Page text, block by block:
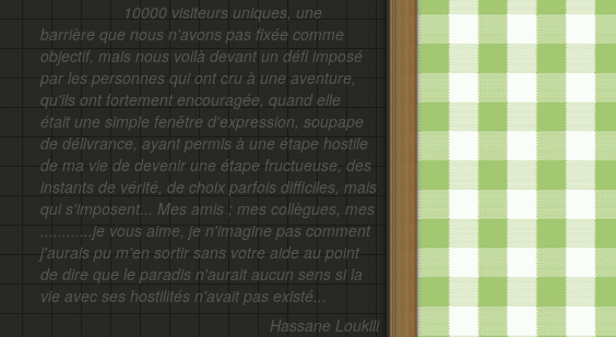
10000 visiteurs uniques, une
barrière que nous n'avons pas fixée comme
objectif, mais nous voilà devant un défi imposé
par les personnes qui ont cru à une aventure,
qu'ils ont fortement encouragée, quand elle
était une simple fenêtre d'expression, soupape
de délivrance, ayant permis à une étape hostile
de ma vie de devenir une étape fructueuse, des
instants de vérité, de choix parfois difficiles, mais
qui s'imposent... Mes amis ; mes collègues, mes
............je vous aime, je n'imagine pas comment
j'aurais pu m'en sortir sans votre aide au point
de dire que le paradis n'aurait aucun sens si la
vie avec ses hostilités n'avait pas existé...
Hassane Loukili